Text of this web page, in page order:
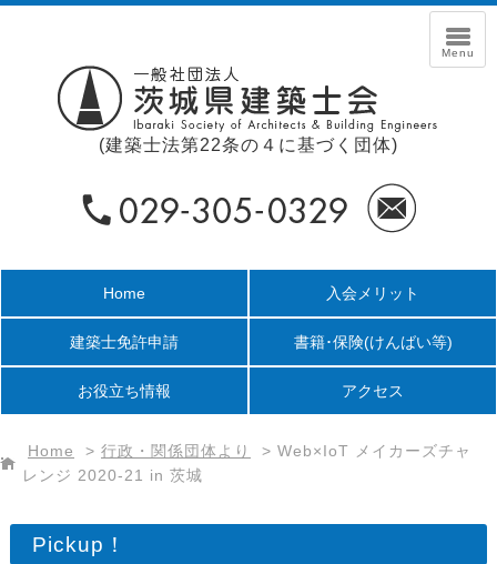
(建築士法第22条の４に基づく団体)
Home 入会メリット
建築士免許申請 書籍･保険(けんばい等)
お役立ち情報 アクセス
Home > 行政・関係団体より > Web×IoT メイカーズチャ
レンジ 2020-21 in 茨城
Pickup！